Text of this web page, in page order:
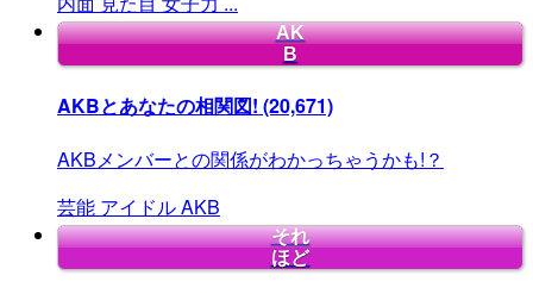
AK
B
AKBとあなたの相関図! (20,671)
AKBメンバーとの関係がわかっちゃうかも!？
芸能 アイドルAKB
それ
ほど